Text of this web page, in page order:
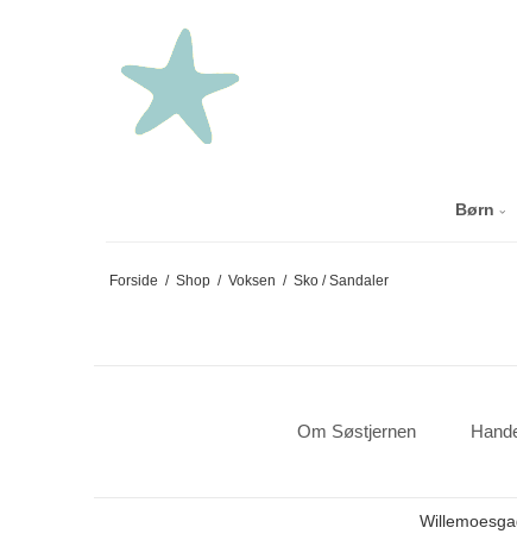
Børn
Forside / Shop / Voksen / Sko / Sandaler
Om Søstjernen